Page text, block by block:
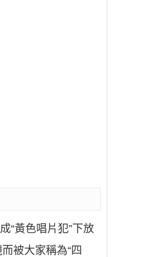
“黃色唱片犯”下放
被大家稱為“四